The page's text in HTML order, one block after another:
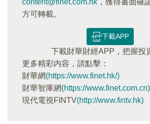
content@finet.com.hk ，獲得書面確
方可轉載。
下載APP
下載財華財經APP，把握投
更多精彩内容，請點擊：
財華網(https://www.finet.hk/)
財華智庫網(https://www.finet.com.cn)
現代電視FINTV(http://www.fintv.hk)